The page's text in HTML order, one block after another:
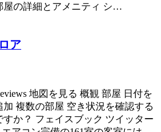
屋の詳細とアメニティ シ…
ア
地図を見る 概観 部屋 日付を
複数の部屋 空き状況を確認する
か？ フェイスブック ツイッター